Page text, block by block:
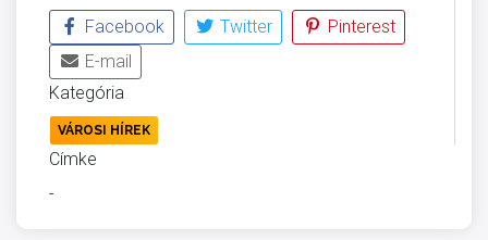
Facebook
Twitter
Pinterest
E-mail
Kategória
VÁROSI HÍREK
Címke
-